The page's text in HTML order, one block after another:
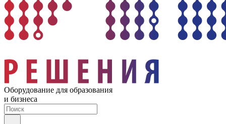
Оборудование для образования
и бизнеса